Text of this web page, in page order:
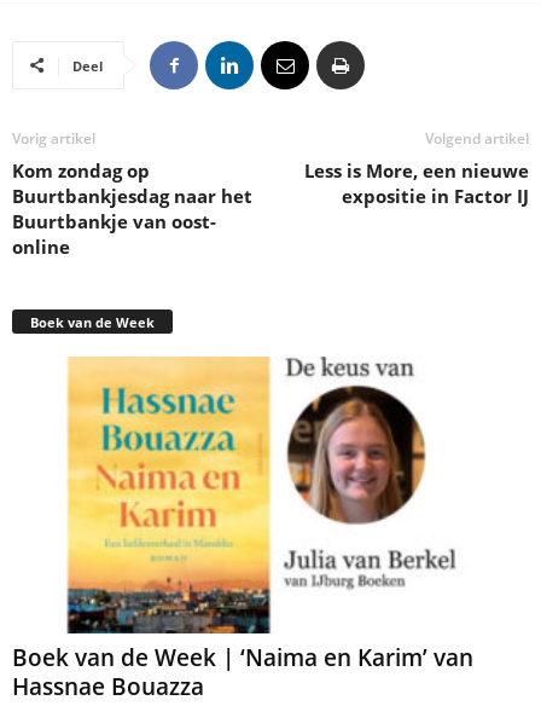
Deel
Vorig artikel
Kom zondag op
Buurtbankjesdag naar het
Buurtbankje van oost-
online
Volgend artikel
Less is More, een nieuwe
expositie in Factor IJ
Boek van de Week
Boek van de Week | ‘Naima en Karim’ van
Hassnae Bouazza